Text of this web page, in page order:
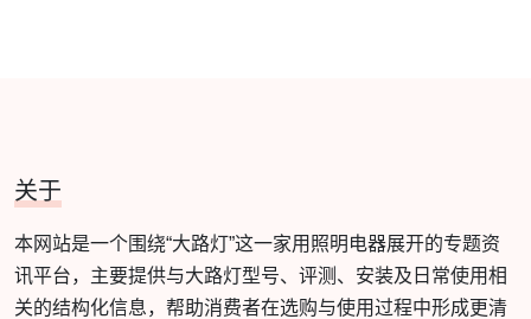
关于
本网站是一个围绕“大路灯”这一家用照明电器展开的专题资
讯平台，主要提供与大路灯型号、评测、安装及日常使用相
关的结构化信息，帮助消费者在选购与使用过程中形成更清